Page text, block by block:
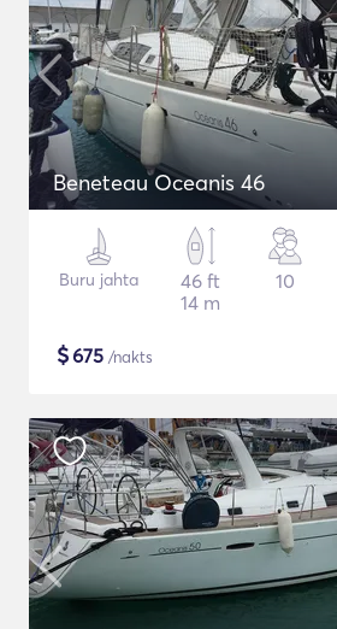
Beneteau Oceanis 46
Buru jahta
46 ft
14 m
10
$675 /nakts